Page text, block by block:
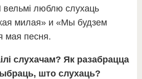
люблю слухаць
милая» и «Мы будзем
мая песня.
слухачам? Як разабрацца
што слухаць?